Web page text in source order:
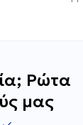
Ρώτα
μας